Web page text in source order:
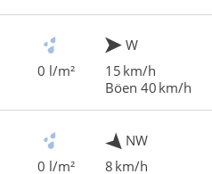
0 l/m²
W
15 km/h
Böen 40 km/h
0 l/m²
NW
8 km/h